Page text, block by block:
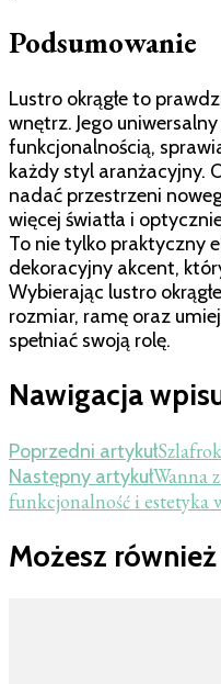
Podsumowanie
Lustro okrągłe to
wnętrz. Jego
funkcjonalnością,
każdy styl aranżacyjny.
nadać przestrzeni
więcej światła i
To nie tylko praktyczny
dekoracyjny akcent,
Wybierając lustro
rozmiar, ramę oraz
spełniać swoją rolę.
Nawigacja
Poprzedni artykuł
Następny artykułWanna
funkcjonalność i estetyka
Możesz